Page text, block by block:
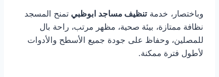
وباختصار، خدمة تنظيف مساجد ابوظبي تمنح المسجد
نظافة ممتازة، بيئة صحية، مظهر مرتب، راحة بال
للمصلين، وحفاظ على جودة جميع الأسطح والأدوات
لأطول فترة ممكنة.